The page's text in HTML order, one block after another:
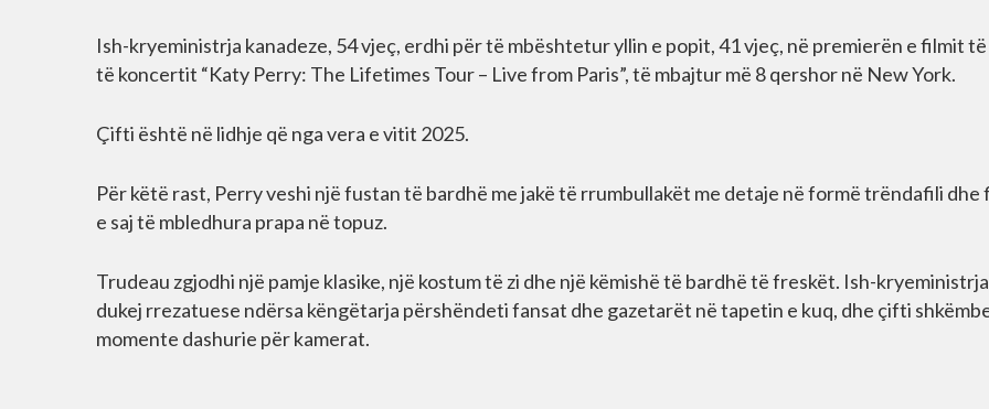
Ish-kryeministrja kanadeze, 54 vjeç, erdhi për të mbështetur yllin e popit, 41 vjeç, në premierën e filmit të
të koncertit “Katy Perry: The Lifetimes Tour – Live from Paris”, të mbajtur më 8 qershor në New York.
Çifti është në lidhje që nga vera e vitit 2025.
Për këtë rast, Perry veshi një fustan të bardhë me jakë të rrumbullakët me detaje në formë trëndafili dhe
e saj të mbledhura prapa në topuz.
Trudeau zgjodhi një pamje klasike, një kostum të zi dhe një këmishë të bardhë të freskët. Ish-kryeministrja
dukej rrezatuese ndërsa këngëtarja përshëndeti fansat dhe gazetarët në tapetin e kuq, dhe çifti
momente dashurie për kamerat.